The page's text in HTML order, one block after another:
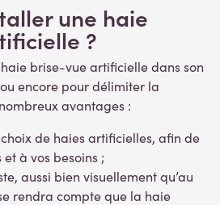
une haie
?
brise-vue artificielle dans son
encore pour délimiter la
avantages :
de haies artificielles, afin de
à vos besoins ;
aussi bien visuellement qu’au
rendra compte que la haie